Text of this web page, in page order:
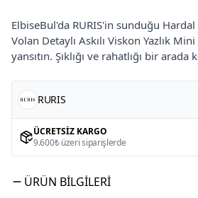
ElbiseBul'da RURIS'in sunduğu
Volan Detaylı Askılı Viskon Yazlık Mini
yansıtın. Şıklığı ve rahatlığı bir arada
RURIS
ÜCRETSIZ KARGO
9.600₺ üzeri siparişlerde
ÜRÜN BILGILERI